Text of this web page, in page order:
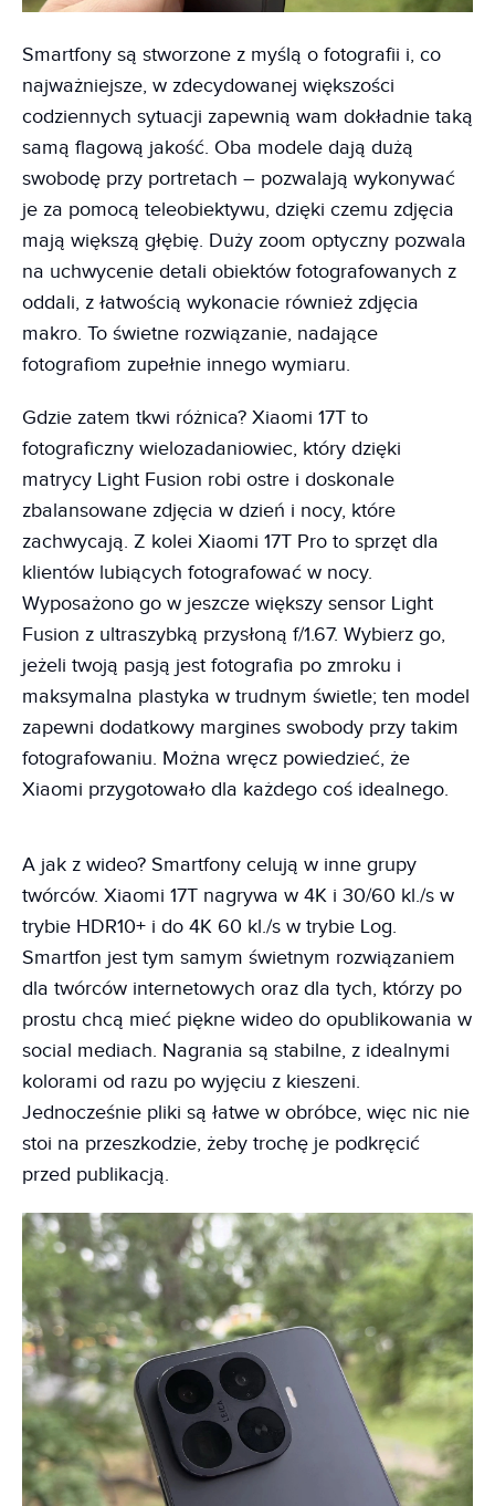
Smartfony są stworzone z myślą o fotografii i, co
najważniejsze, w zdecydowanej większości
codziennych sytuacji zapewnią wam dokładnie taką
samą flagową jakość. Oba modele dają dużą
swobodę przy portretach – pozwalają wykonywać
je za pomocą teleobiektywu, dzięki czemu zdjęcia
mają większą głębię. Duży zoom optyczny pozwala
na uchwycenie detali obiektów fotografowanych z
oddali, z łatwością wykonacie również zdjęcia
makro. To świetne rozwiązanie, nadające
fotografiom zupełnie innego wymiaru.
Gdzie zatem tkwi różnica? Xiaomi 17T to
fotograficzny wielozadaniowiec, który dzięki
matrycy Light Fusion robi ostre i doskonale
zbalansowane zdjęcia w dzień i nocy, które
zachwycają. Z kolei Xiaomi 17T Pro to sprzęt dla
klientów lubiących fotografować w nocy.
Wyposażono go w jeszcze większy sensor Light
Fusion z ultraszybką przysłoną f/1.67. Wybierz go,
jeżeli twoją pasją jest fotografia po zmroku i
maksymalna plastyka w trudnym świetle; ten model
zapewni dodatkowy margines swobody przy takim
fotografowaniu. Można wręcz powiedzieć, że
Xiaomi przygotowało dla każdego coś idealnego.
A jak z wideo? Smartfony celują w inne grupy
twórców. Xiaomi 17T nagrywa w 4K i 30/60 kl./s w
trybie HDR10+ i do 4K 60 kl./s w trybie Log.
Smartfon jest tym samym świetnym rozwiązaniem
dla twórców internetowych oraz dla tych, którzy po
prostu chcą mieć piękne wideo do opublikowania w
social mediach. Nagrania są stabilne, z idealnymi
kolorami od razu po wyjęciu z kieszeni.
Jednocześnie pliki są łatwe w obróbce, więc nic nie
stoi na przeszkodzie, żeby trochę je podkręcić
przed publikacją.